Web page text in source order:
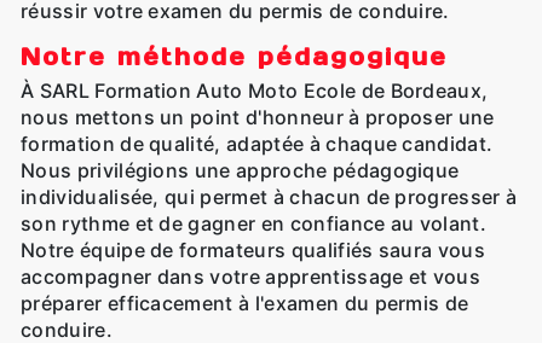
réussir votre examen du permis de conduire.
Notre méthode pédagogique
À SARL Formation Auto Moto Ecole de Bordeaux,
nous mettons un point d'honneur à proposer une
formation de qualité, adaptée à chaque candidat.
Nous privilégions une approche pédagogique
individualisée, qui permet à chacun de progresser à
son rythme et de gagner en confiance au volant.
Notre équipe de formateurs qualifiés saura vous
accompagner dans votre apprentissage et vous
préparer efficacement à l'examen du permis de
conduire.